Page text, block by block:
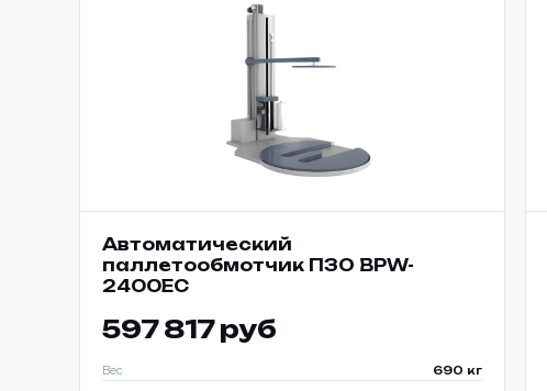
Автоматический
паллетообмотчик ПЗО BPW-
2400EC
597 817 руб
Вес 690 кг